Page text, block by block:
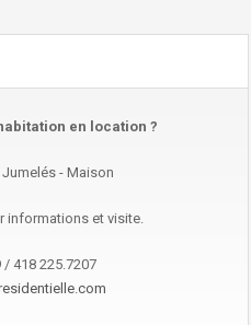
en location ?
- Maison
informations et visite.
/ 418 225.7207